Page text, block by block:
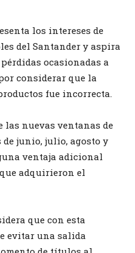
los intereses de
del Santander y aspira
ocasionadas a
considerar que la
fue incorrecta.
las nuevas ventanas de
de junio, julio, agosto y
ventaja adicional
que adquirieron el
que con esta
evitar una salida